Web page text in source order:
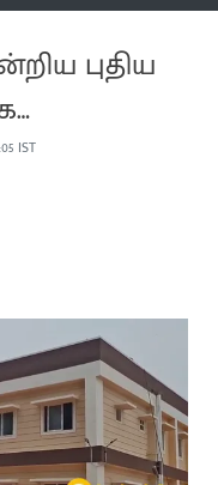
புதிய
IST